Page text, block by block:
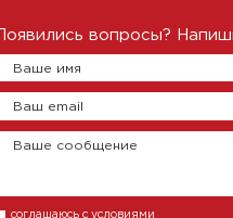
Появились вопросы?
Ваше имя
Ваш email
Ваше сообщение
соглашаюсь с условиями